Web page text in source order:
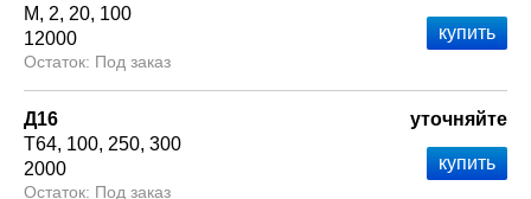
М
2 20 100
12000
Под заказ
Д16
Т64 100 250 300
2000
Под заказ
уточняйте